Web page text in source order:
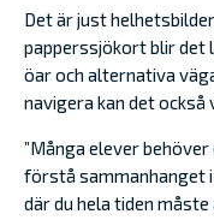
Det är just
papperssjökort blir det
öar och alternativa
navigera kan det
”Många elever
förstå sammanhanget
där du hela tiden måste